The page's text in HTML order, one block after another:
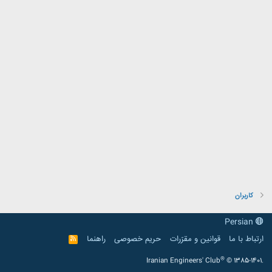
کاربران
ارتباط با ما
قوانین و مقرّرات حریم خصوصی راهنما
R
S
Iranian Engineers' Club® © 1385-1401.